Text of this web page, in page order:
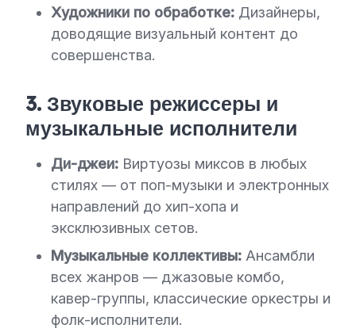
Художники по обработке: Дизайнеры,
доводящие визуальный контент до
совершенства.
3. Звуковые режиссеры и
музыкальные исполнители
Ди-джеи: Виртуозы миксов в любых
стилях — от поп-музыки и электронных
направлений до хип-хопа и
эксклюзивных сетов.
Музыкальные коллективы: Ансамбли
всех жанров — джазовые комбо,
кавер-группы, классические оркестры и
фолк-исполнители.